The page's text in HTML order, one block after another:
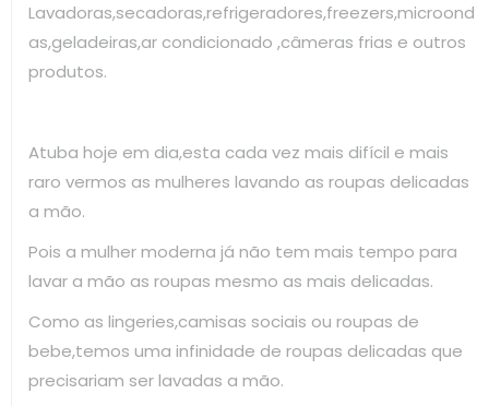
Lavadoras,secadoras,refrigeradores,freezers,microond
as,geladeiras,ar condicionado ,câmeras frias e outros
produtos.
Atuba hoje em dia,esta cada vez mais difícil e mais
raro vermos as mulheres lavando as roupas delicadas
a mão.
Pois a mulher moderna já não tem mais tempo para
lavar a mão as roupas mesmo as mais delicadas.
Como as lingeries,camisas sociais ou roupas de
bebe,temos uma infinidade de roupas delicadas que
precisariam ser lavadas a mão.